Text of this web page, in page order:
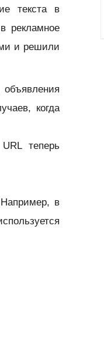
текста в
рекламное
и решили
когда
теперь
в